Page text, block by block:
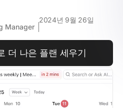
Manager
2024년 9월 26일
더 나은 플랜 세우기